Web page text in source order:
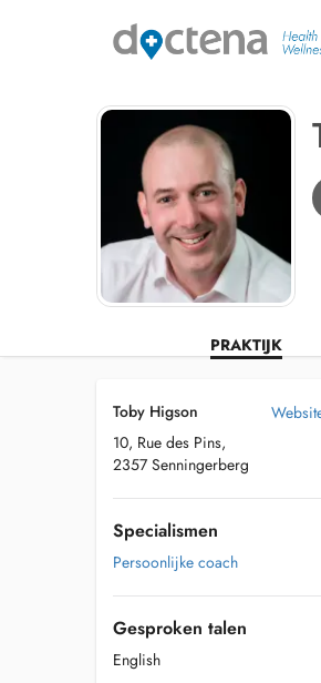
PRAKTIJK
Toby Higson
10, Rue des Pins,
2357 Senningerberg
Specialismen
Persoonlijke coach
Gesproken talen
English